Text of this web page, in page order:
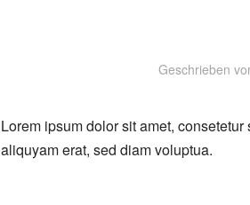
Geschrieben
Lorem ipsum dolor sit amet,
aliquyam erat, sed diam voluptua.